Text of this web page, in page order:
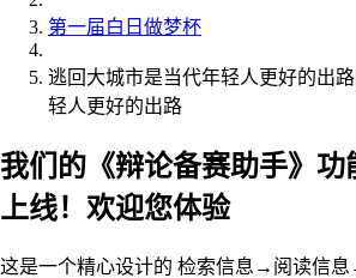
第一届白日做梦杯
逃回大城市是当代年轻人更好的出
轻人更好的出路
我们的《辩论备赛助手》功
上线！欢迎您体验
这是一个精心设计的 检索信息→阅读信